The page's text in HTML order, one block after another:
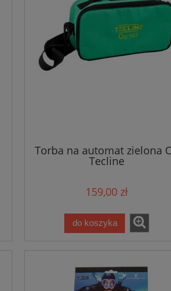
Torba na automat zielona
Tecline
159,00 zł
do koszyka